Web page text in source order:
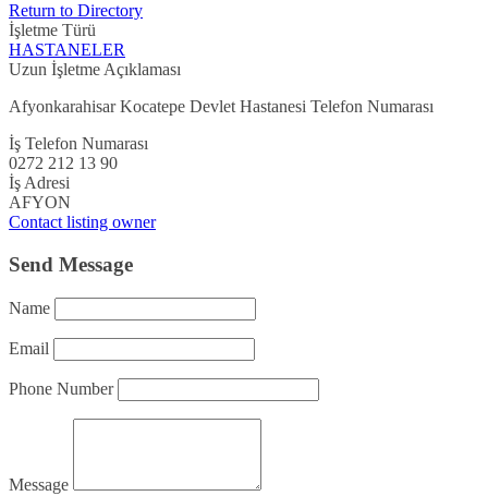
Return to Directory
İşletme Türü
HASTANELER
Uzun İşletme Açıklaması
Afyonkarahisar Kocatepe Devlet Hastanesi Telefon Numarası
İş Telefon Numarası
0272 212 13 90
İş Adresi
AFYON
Contact listing owner
Send Message
Name
Email
Phone Number
Message